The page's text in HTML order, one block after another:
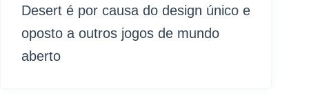
Desert é por causa do design único e
oposto a outros jogos de mundo
aberto